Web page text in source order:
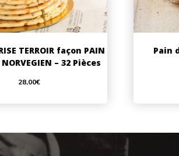
TERROIR façon PAIN
NORVEGIEN – 32 Pièces
28,00€
Pain